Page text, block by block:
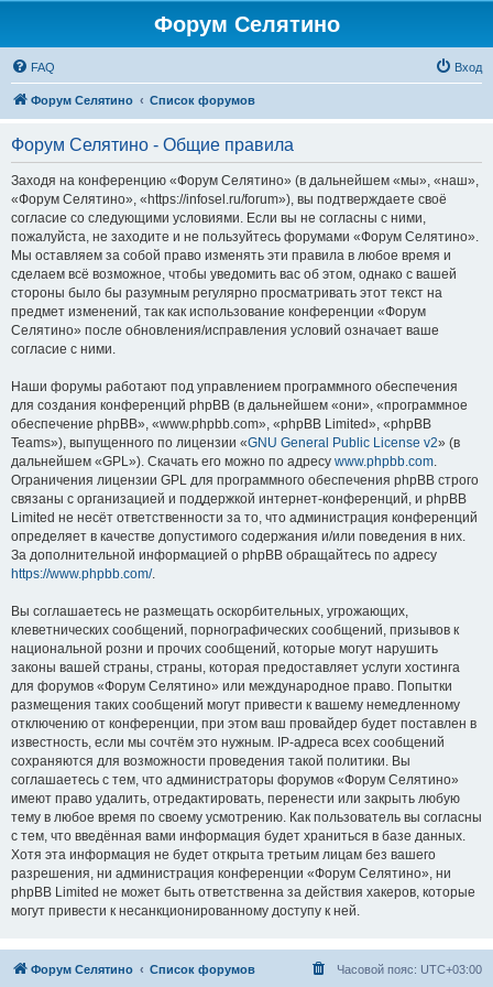
Форум Селятино
FAQ Вход
Форум Селятино Список форумов
Форум Селятино - Общие правила
Заходя на конференцию «Форум Селятино» (в дальнейшем «мы», «наш»,
«Форум Селятино», «https://infosel.ru/forum»), вы подтверждаете своё
согласие со следующими условиями. Если вы не согласны с ними,
пожалуйста, не заходите и не пользуйтесь форумами «Форум Селятино».
Мы оставляем за собой право изменять эти правила в любое время и
сделаем всё возможное, чтобы уведомить вас об этом, однако с вашей
стороны было бы разумным регулярно просматривать этот текст на
предмет изменений, так как использование конференции «Форум
Селятино» после обновления/исправления условий означает ваше
согласие с ними.
Наши форумы работают под управлением программного обеспечения
для создания конференций phpBB (в дальнейшем «они», «программное
обеспечение phpBB», «www.phpbb.com», «phpBB Limited», «phpBB
Teams»), выпущенного по лицензии «GNU General Public License v2» (в
дальнейшем «GPL»). Скачать его можно по адресу www.phpbb.com.
Ограничения лицензии GPL для программного обеспечения phpBB строго
связаны с организацией и поддержкой интернет-конференций, и phpBB
Limited не несёт ответственности за то, что администрация конференций
определяет в качестве допустимого содержания и/или поведения в них.
За дополнительной информацией о phpBB обращайтесь по адресу
https://www.phpbb.com/.
Вы соглашаетесь не размещать оскорбительных, угрожающих,
клеветнических сообщений, порнографических сообщений, призывов к
национальной розни и прочих сообщений, которые могут нарушить
законы вашей страны, страны, которая предоставляет услуги хостинга
для форумов «Форум Селятино» или международное право. Попытки
размещения таких сообщений могут привести к вашему немедленному
отключению от конференции, при этом ваш провайдер будет поставлен в
известность, если мы сочтём это нужным. IP-адреса всех сообщений
сохраняются для возможности проведения такой политики. Вы
соглашаетесь с тем, что администраторы форумов «Форум Селятино»
имеют право удалить, отредактировать, перенести или закрыть любую
тему в любое время по своему усмотрению. Как пользователь вы согласны
с тем, что введённая вами информация будет храниться в базе данных.
Хотя эта информация не будет открыта третьим лицам без вашего
разрешения, ни администрация конференции «Форум Селятино», ни
phpBB Limited не может быть ответственна за действия хакеров, которые
могут привести к несанкционированному доступу к ней.
Форум Селятино Список форумов Часовой пояс: UTC+03:00